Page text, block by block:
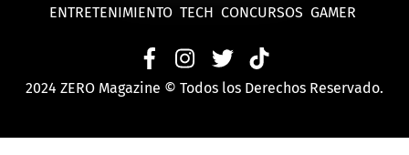
ENTRETENIMIENTO TECH CONCURSOS GAMER
2024 ZERO Magazine © Todos los Derechos Reservado.